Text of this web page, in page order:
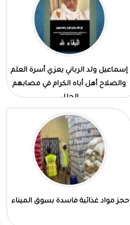
إسماعيل ولد الرباني يعزي أسرة العلم
والصلاح أهل أباه الكرام في مصابهم
الجلل
حجز مواد غذائية فاسدة بسوق الميناء